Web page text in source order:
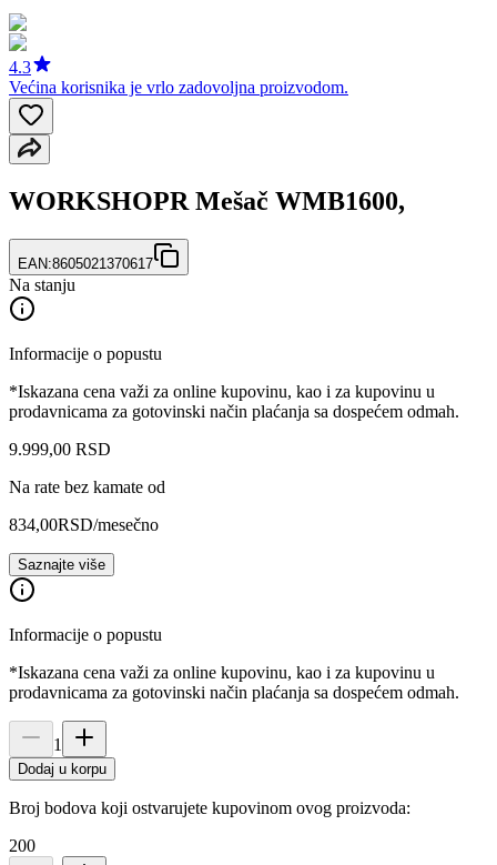
4.3
Većina korisnika je vrlo zadovoljna proizvodom.
WORKSHOPR Mešač WMB1600,
EAN:8605021370617
Na stanju
Informacije o popustu
*Iskazana cena važi za online kupovinu, kao i za kupovinu u
prodavnicama za gotovinski način plaćanja sa dospećem odmah.
9.999,00 RSD
Na rate bez kamate od
834,00RSD/mesečno
Saznajte više
Informacije o popustu
*Iskazana cena važi za online kupovinu, kao i za kupovinu u
prodavnicama za gotovinski način plaćanja sa dospećem odmah.
1
Dodaj u korpu
Broj bodova koji ostvarujete kupovinom ovog proizvoda:
200